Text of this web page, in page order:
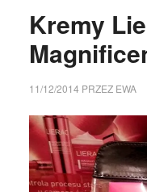
Kremy
11/12/2014 PRZEZ EWA